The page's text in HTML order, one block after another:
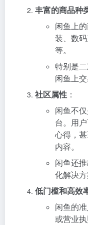
丰富的商品种
闲鱼上
装、数
等。
特别是
闲鱼上交
社区属性 ：
闲鱼不
台。用
心得，
内容。
闲鱼还
化解决方
低门槛和高效
闲鱼的
或营业执